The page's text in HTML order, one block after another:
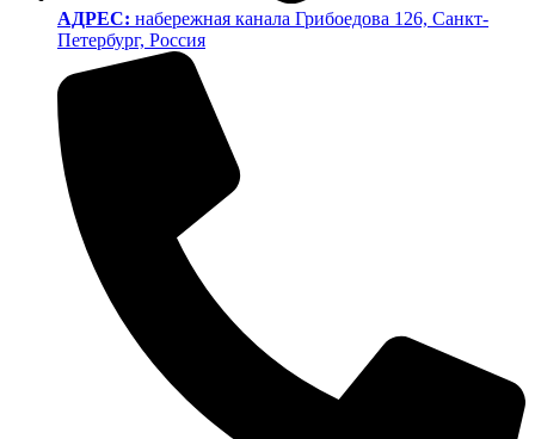
АДРЕС: набережная канала Грибоедова 126, Санкт-
Петербург, Россия